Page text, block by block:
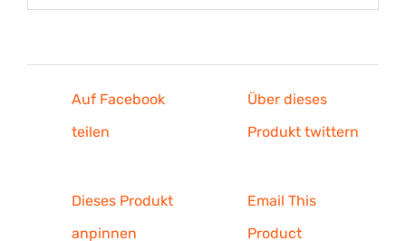
Auf Facebook
teilen
Über dieses
Produkt twittern
Dieses Produkt
anpinnen
Email This
Product